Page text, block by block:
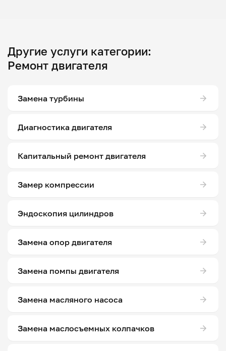
Другие услуги категории:
Ремонт двигателя
Замена турбины
Диагностика двигателя
Капитальный ремонт двигателя
Замер компрессии
Эндоскопия цилиндров
Замена опор двигателя
Замена помпы двигателя
Замена масляного насоса
Замена маслосъемных колпачков